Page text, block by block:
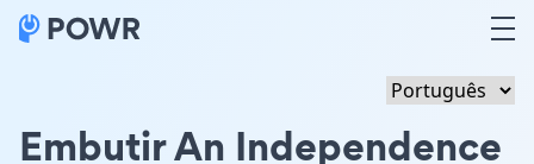
Embutir An Independence